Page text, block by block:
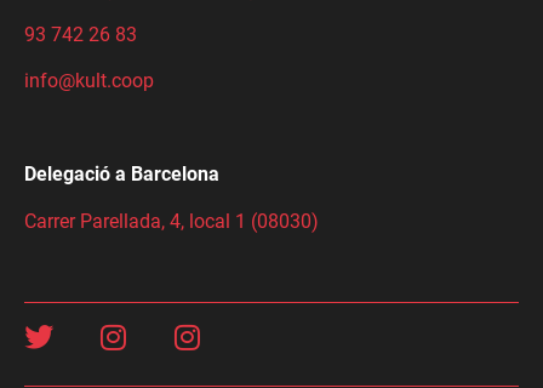
93 742 26 83
info@kult.coop
Delegació a Barcelona
Carrer Parellada, 4, local 1 (08030)